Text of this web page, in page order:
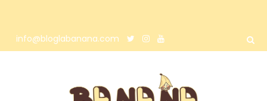
info@bloglabanana.com